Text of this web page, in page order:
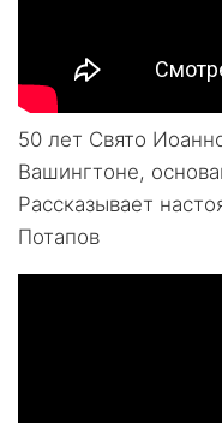
50 лет Свято
Вашингтоне,
Рассказывает
Потапов